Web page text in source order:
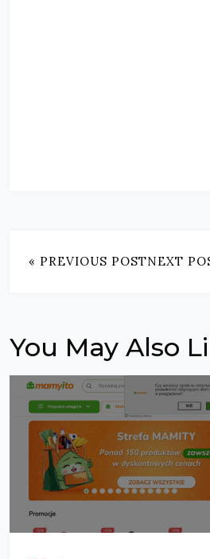
« PREVIOUS POSTNEXT
You May Also